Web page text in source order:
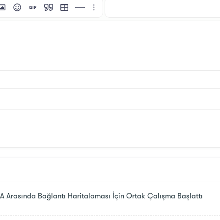
ekleekle
İfadelerGIF ekle
Alıntı Tablo ekleYatay çizgi ekle
Daha fazla seçenek…
Bağlantı Haritalaması İçin Ortak Çalışma Başlattı